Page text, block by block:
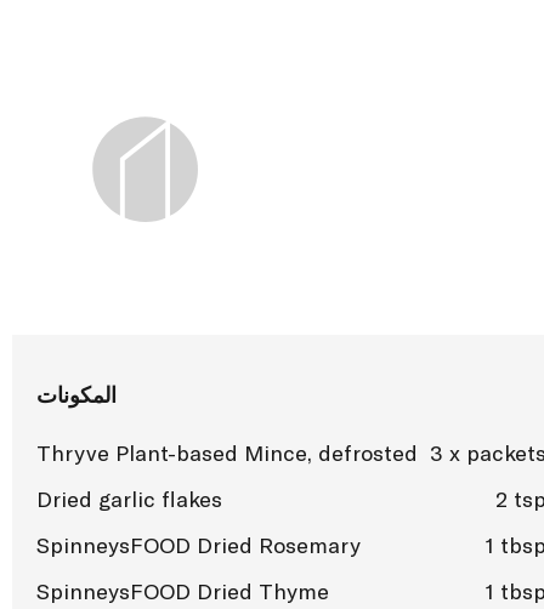
المكونات
Thryve Plant-based Mince, defrosted 3 x
Dried garlic flakes
2
SpinneysFOOD Dried Rosemary
1
SpinneysFOOD Dried Thyme
1